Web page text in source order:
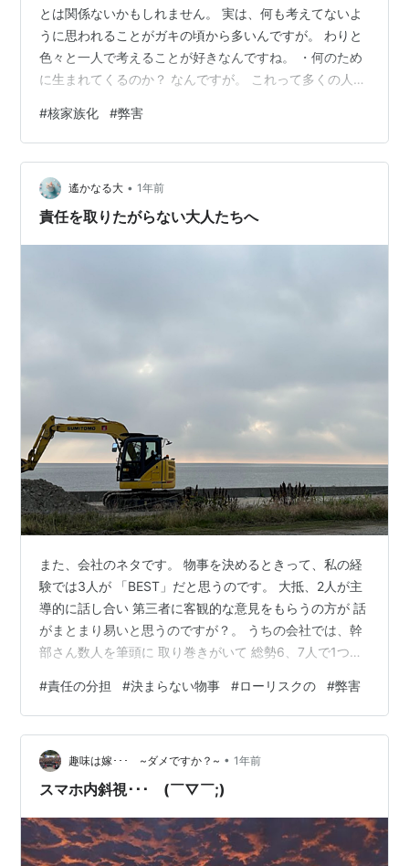
とは関係ないかもしれません。 実は、何も考えてないよ
うに思われることがガキの頃から多いんですが。 わりと
色々と一人で考えることが好きなんですね。 ・何のため
に生まれてくるのか？ なんですが。 これって多くの人が
すが。 その時、その年齢、性別、体調、金銭的な事情、
家族関係、人間関係。 といった事の影響で水面のように
移ろっていくものなんだと思うんですね。 まあ、その時
によって。 「生まれてこなければ良かった」 と思った
り。 「生まれて来てよかったなあ」 と思うこともあると
#核家族化 #弊害
遙かなる大 • 1年前
責任を取りたがらない大人たちへ
また、会社のネタです。 物事を決めるときって、私の経
験では3人が 「BEST」だと思うのです。 大抵、2人が主
導的に話し合い 第三者に客観的な意見をもらうの方が 話
がまとまり易いと思うのですが？。 うちの会社では、幹
部さん数人を筆頭に 取り巻きがいて 総勢6、7人で1つの
る話もまとまりません。 それに、時間の無駄です。 私
が、察するに皆さん責任を取りたくないように思えま
す。 責任を大勢に分担して、自分の責任を最小限に した
いようにしか思えないのですが？。 さて、最近よく思う
ことがあって 私を含めてですが、できる限りリスクを と
#責任の分担 #決まらない物事 #ローリスクの #弊害
趣味は嫁･･･ ~ダメですか？~ • 1年前
スマホ内斜視･･･ (￣▽￣;)